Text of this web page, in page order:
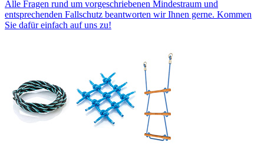
Alle Fragen rund um vorgeschriebenen Mindestraum und
entsprechenden Fallschutz beantworten wir Ihnen gerne. Kommen
Sie dafür einfach auf uns zu!